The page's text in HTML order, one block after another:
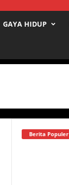
GAYA HIDUP
Berita Populer